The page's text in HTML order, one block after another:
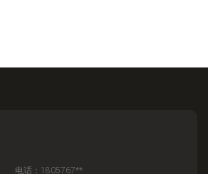
电话：1805767**